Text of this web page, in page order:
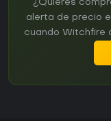
¿Quieres
alerta de precio
cuando Witchfire